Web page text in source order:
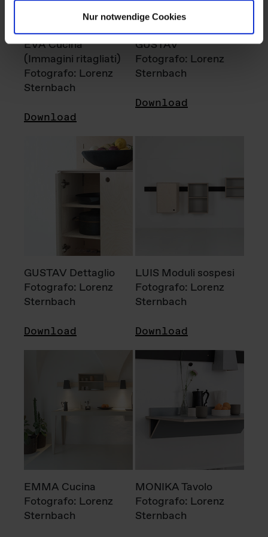
Nur notwendige Cookies
EVA Cucina
(Immagini ritagliati)
Fotografo: Lorenz
Sternbach
Download
GUSTAV
Fotografo: Lorenz
Sternbach
Download
GUSTAV Dettaglio
Fotografo: Lorenz
Sternbach
Download
LUIS Moduli sospesi
Fotografo: Lorenz
Sternbach
Download
EMMA Cucina
Fotografo: Lorenz
Sternbach
MONIKA Tavolo
Fotografo: Lorenz
Sternbach